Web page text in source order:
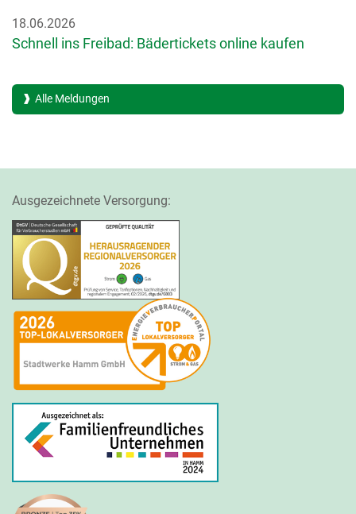
18.06.2026
Schnell ins Freibad: Bädertickets online kaufen
Alle Meldungen
Ausgezeichnete Versorgung: